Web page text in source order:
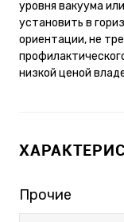
уровня вакуума
установить в
ориентации, не
низкой ценой
Прочие